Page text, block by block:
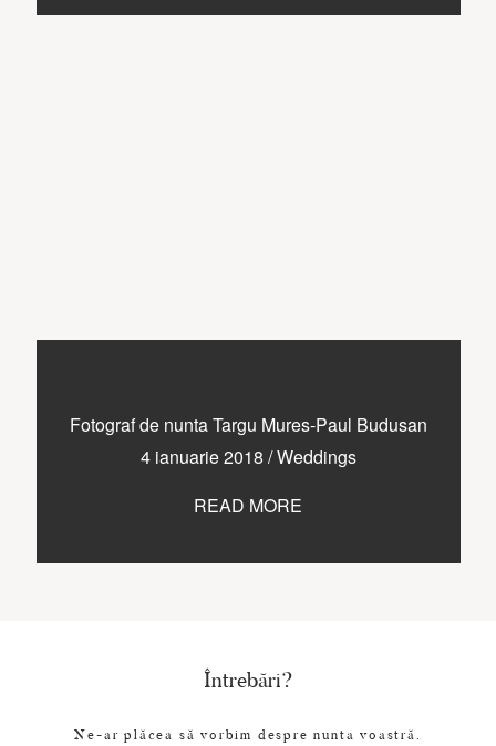
Fotograf de nunta Targu Mures-Paul Budusan
4 ianuarie 2018 /Weddings
READ MORE
Întrebări?
Ne-ar plăcea să vorbim despre nunta voastră.